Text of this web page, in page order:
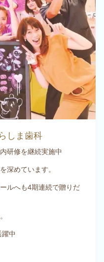
しま歯科
研修を継続実施中
深めています。
ルへも4期連続で贈りだ
中